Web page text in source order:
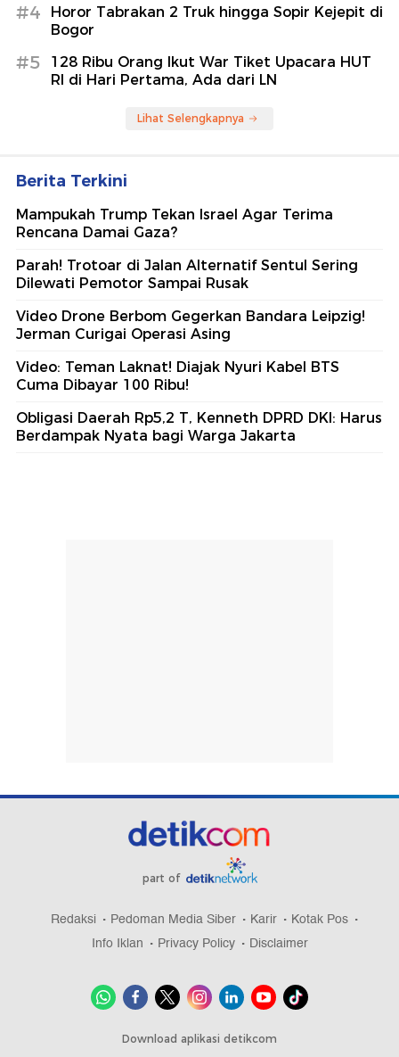
#4
Horor Tabrakan 2 Truk hingga Sopir Kejepit di
Bogor
#5
128 Ribu Orang Ikut War Tiket Upacara HUT
RI di Hari Pertama, Ada dari LN
Lihat Selengkapnya
Berita Terkini
Mampukah Trump Tekan Israel Agar Terima
Rencana Damai Gaza?
Parah! Trotoar di Jalan Alternatif Sentul Sering
Dilewati Pemotor Sampai Rusak
Video Drone Berbom Gegerkan Bandara Leipzig!
Jerman Curigai Operasi Asing
Video: Teman Laknat! Diajak Nyuri Kabel BTS
Cuma Dibayar 100 Ribu!
Obligasi Daerah Rp5,2 T, Kenneth DPRD DKI: Harus
Berdampak Nyata bagi Warga Jakarta
part of
Redaksi Pedoman Media Siber Karir
Kotak Pos
Info Iklan
Privacy Policy Disclaimer
Download aplikasi detikcom